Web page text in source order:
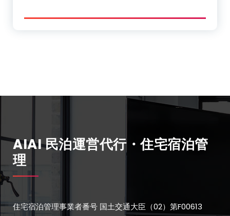
AIAI 民泊運営代行・住宅宿泊管
理
住宅宿泊管理事業者番号 国土交通大臣（02）第F00613